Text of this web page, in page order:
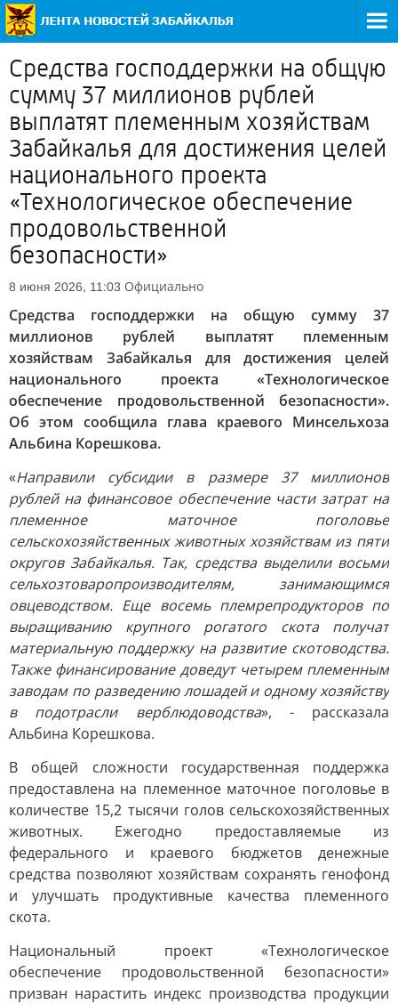
Средства господдержки на общую
сумму 37 миллионов рублей
выплатят племенным хозяйствам
Забайкалья для достижения целей
национального проекта
«Технологическое обеспечение
продовольственной
безопасности»
8 июня 2026, 11:03 Официально
Средства господдержки на общую сумму 37
миллионов рублей выплатят племенным
хозяйствам Забайкалья для достижения целей
национального проекта «Технологическое
обеспечение продовольственной безопасности».
Об этом сообщила глава краевого Минсельхоза
Альбина Корешкова.
«Направили субсидии в размере 37 миллионов
рублей на финансовое обеспечение части затрат на
племенное маточное поголовье
сельскохозяйственных животных хозяйствам из пяти
округов Забайкалья. Так, средства выделили восьми
сельхозтоваропроизводителям, занимающимся
овцеводством. Еще восемь племрепродукторов по
выращиванию крупного рогатого скота получат
материальную поддержку на развитие скотоводства.
Также финансирование доведут четырем племенным
заводам по разведению лошадей и одному хозяйству
в подотрасли верблюдоводства», - рассказала
Альбина Корешкова.
В общей сложности государственная поддержка
предоставлена на племенное маточное поголовье в
количестве 15,2 тысячи голов сельскохозяйственных
животных. Ежегодно предоставляемые из
федерального и краевого бюджетов денежные
средства позволяют хозяйствам сохранять генофонд
и улучшать продуктивные качества племенного
скота.
Национальный проект «Технологическое
обеспечение продовольственной безопасности»
призван нарастить индекс производства продукции